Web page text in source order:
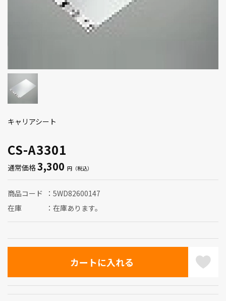
CS-A3301
キャリアシート
通常価格3,300
商品コード
5WD82600147
在庫
在庫あります。